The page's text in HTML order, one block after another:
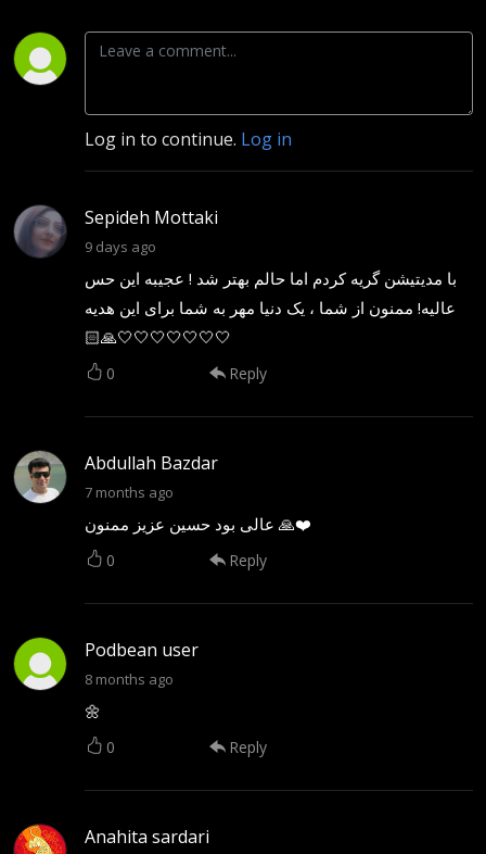
Log in to continue. Log in
Sepideh Mottaki
9 days ago
با مدیتیشن گریه کردم اما حالم بهتر شد ! عجیبه این حس
عالیه! ممنون از شما ، یک دنیا مهر به شما برای این هدیه
🙏🏻🤍🤍🤍🤍🤍🤍🤍
0 Reply
Abdullah Bazdar
7 months ago
عالی بود حسین عزیز ممنون 🙏❤️
0 Reply
Podbean user
8 months ago
🌼
0 Reply
Anahita sardari